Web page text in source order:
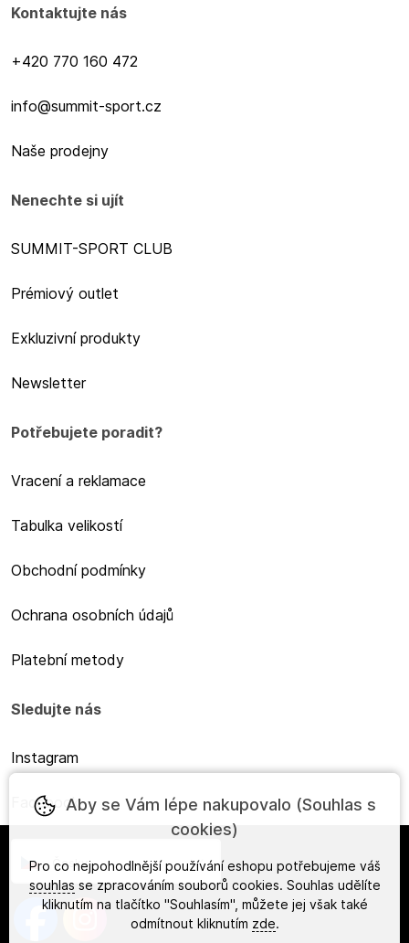
Kontaktujte nás
+420 770 160 472
info@summit-sport.cz
Naše prodejny
Nenechte si ujít
SUMMIT-SPORT CLUB
Prémiový outlet
Exkluzivní produkty
Newsletter
Potřebujete poradit?
Vracení a reklamace
Tabulka velikostí
Obchodní podmínky
Ochrana osobních údajů
Platební metody
Sledujte nás
Instagram
Facebook
Česky
Aby se Vám lépe nakupovalo (Souhlas s
cookies)
Pro co nejpohodlnější používání eshopu potřebujeme váš
souhlas se zpracováním souborů cookies. Souhlas udělíte
kliknutím na tlačítko "Souhlasím", můžete jej však také
odmítnout kliknutím zde.